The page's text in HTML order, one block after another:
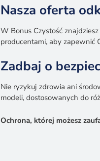
Nasza oferta
W Bonus Czystość
producentami, aby zapewnić
Zadbaj o
Nie ryzykuj zdrowia ani
modeli, dostosowanych do
Ochrona, której możesz